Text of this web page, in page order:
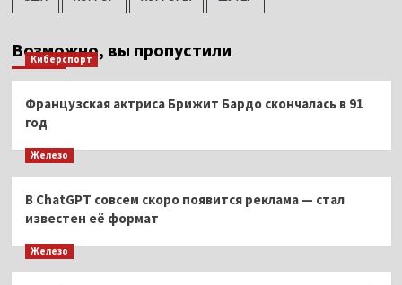
Возможно, вы пропустили
Киберспорт
Французская актриса Брижит Бардо скончалась в 91
год
Железо
В ChatGPT совсем скоро появится реклама — стал
известен её формат
Железо